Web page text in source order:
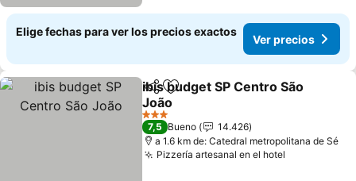
Elige fechas para ver los precios exactos
Ver precios
CompartirAgregar a favoritos
ibis budget SP Centro São
João
3 Estrellas
7,5 Bueno
14.426
a 1.6 km de: Catedral metropolitana de Sé
Pizzería artesanal en el hotel